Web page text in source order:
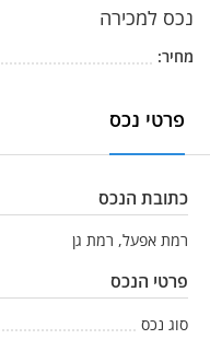
נכס למכירה
מחיר:
פרטי נכס
כתובת הנכס
רמת אפעל, רמת גן
פרטי הנכס
סוג נכס